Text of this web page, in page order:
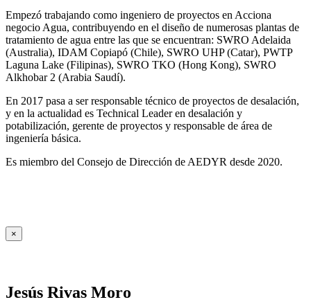
Empezó trabajando como ingeniero de proyectos en Acciona
negocio Agua, contribuyendo en el diseño de numerosas plantas de
tratamiento de agua entre las que se encuentran: SWRO Adelaida
(Australia), IDAM Copiapó (Chile), SWRO UHP (Catar), PWTP
Laguna Lake (Filipinas), SWRO TKO (Hong Kong), SWRO
Alkhobar 2 (Arabia Saudí).
En 2017 pasa a ser responsable técnico de proyectos de desalación,
y en la actualidad es Technical Leader en desalación y
potabilización, gerente de proyectos y responsable de área de
ingeniería básica.
Es miembro del Consejo de Dirección de AEDYR desde 2020.
×
Jesús Rivas Moro